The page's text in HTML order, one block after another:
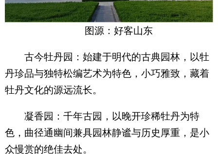
图源：好客山东
古今牡丹园：始建于明代的古典园林，以牡
丹珍品与独特松编艺术为特色，小巧雅致，藏着
牡丹文化的源远流长。
凝香园：千年古园，以晚开珍稀牡丹为特
色，曲径通幽间兼具园林静谧与历史厚重，是小
众慢赏的绝佳去处。